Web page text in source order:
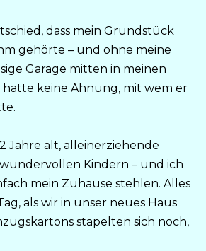
dass mein Grundstück
gehörte – und ohne meine
Garage mitten in meinen
keine Ahnung, mit wem er
Jahre alt, alleinerziehende
Kindern – und ich
mein Zuhause stehlen. Alles
als wir in unser neues Haus
stapelten sich noch,